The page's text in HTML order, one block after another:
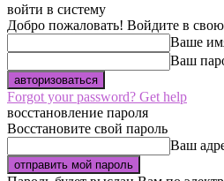
войти в систему
Добро пожаловать! Войдите в
Ваше
Ваш
Forgot your password? Get help
восстановление пароля
Восстановите свой пароль
Ваш